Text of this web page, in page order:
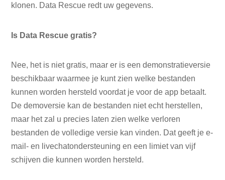
klonen. Data Rescue redt uw gegevens.
Is Data Rescue gratis?
Nee, het is niet gratis, maar er is een demonstratieversie
beschikbaar waarmee je kunt zien welke bestanden
kunnen worden hersteld voordat je voor de app betaalt.
De demoversie kan de bestanden niet echt herstellen,
maar het zal u precies laten zien welke verloren
bestanden de volledige versie kan vinden. Dat geeft je e-
mail- en livechatondersteuning en een limiet van vijf
schijven die kunnen worden hersteld.